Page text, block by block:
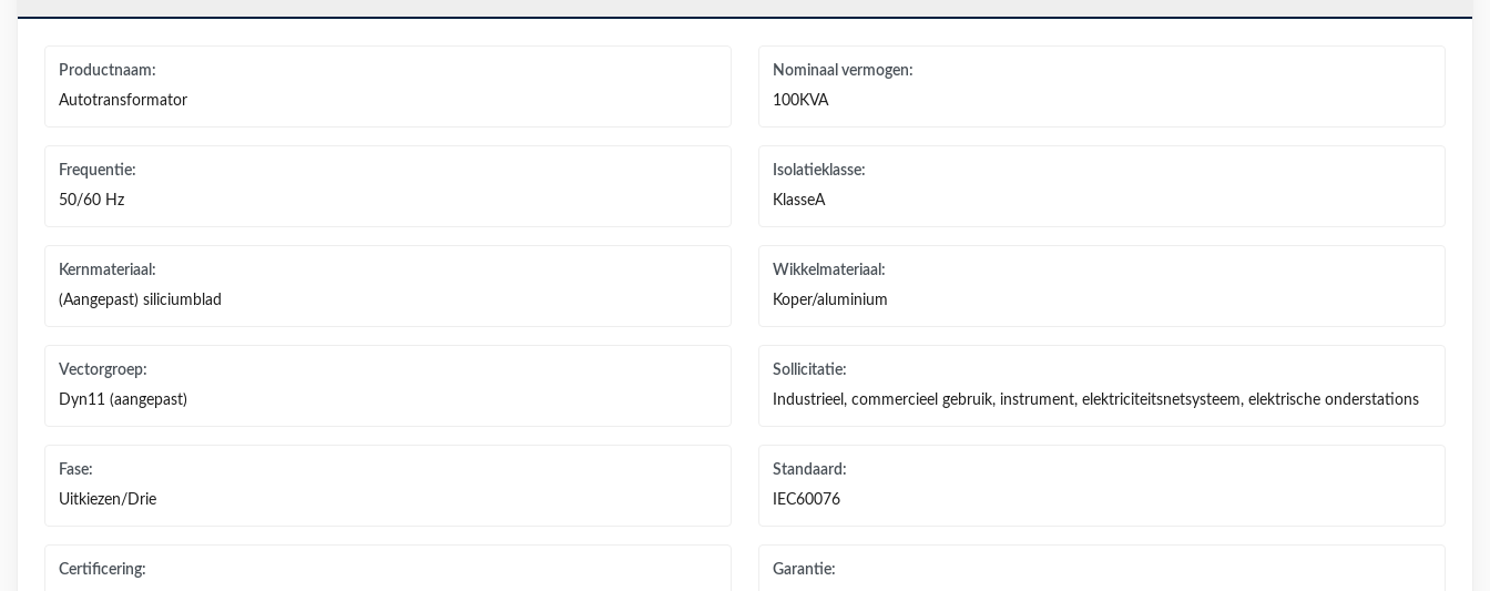
Productnaam:
Autotransformator
Nominaal vermogen:
100KVA
Frequentie:
50/60 Hz
Isolatieklasse:
KlasseA
Kernmateriaal:
(Aangepast) siliciumblad
Wikkelmateriaal:
Koper/aluminium
Vectorgroep:
Dyn11 (aangepast)
Sollicitatie:
Industrieel, commercieel gebruik, instrument, elektriciteitsnetsysteem, elektrische onderstations
Fase:
Uitkiezen/Drie
Standaard:
IEC60076
Certificering:
Garantie: